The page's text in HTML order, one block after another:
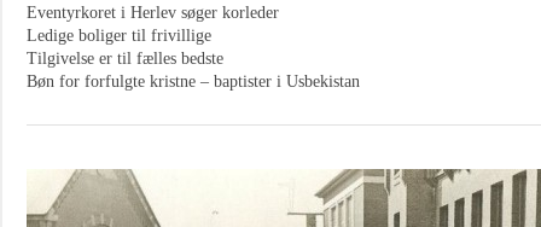
Eventyrkoret i Herlev søger korleder
Ledige boliger til frivillige
Tilgivelse er til fælles bedste
Bøn for forfulgte kristne – baptister i Usbekistan